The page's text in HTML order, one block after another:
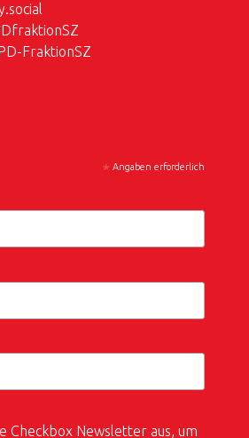
FraktionSZ
* Angaben erforderlich
Checkbox Newsletter aus, um